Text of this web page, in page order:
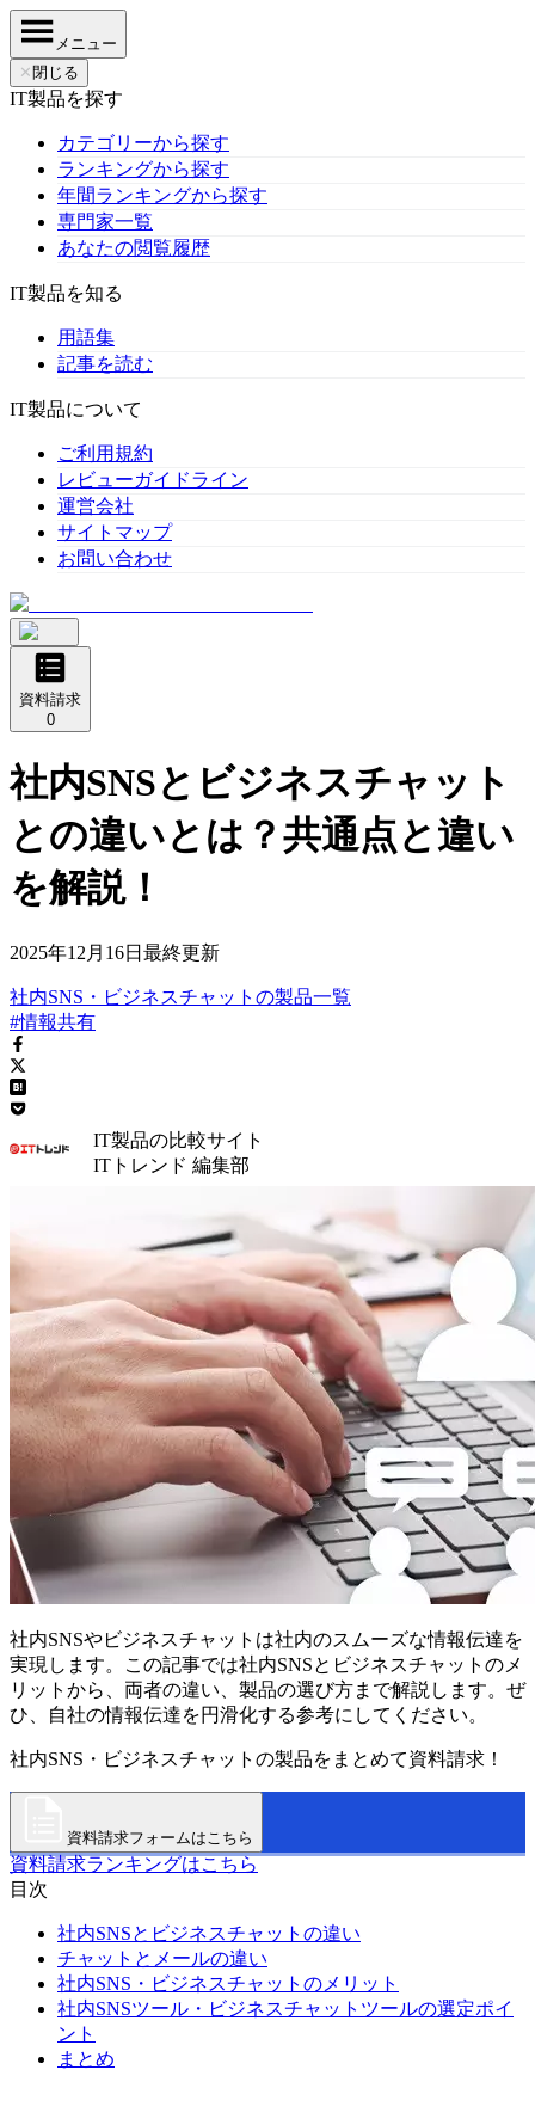
メニュー
✕ 閉じる
IT製品を探す
カテゴリーから探す
ランキングから探す
年間ランキングから探す
専門家一覧
あなたの閲覧履歴
IT製品を知る
用語集
記事を読む
IT製品について
ご利用規約
レビューガイドライン
運営会社
サイトマップ
お問い合わせ
資料請求
0
社内SNSとビジネスチャット
との違いとは？共通点と違い
を解説！
2025年12月16日 最終更新
社内SNS・ビジネスチャット の製品一覧
#情報共有
IT製品の比較サイト
ITトレンド 編集部
社内SNSやビジネスチャットは社内のスムーズな情報伝達を
実現します。この記事では社内SNSとビジネスチャットのメ
リットから、両者の違い、製品の選び方まで解説します。ぜ
ひ、自社の情報伝達を円滑化する参考にしてください。
社内SNS・ビジネスチャットの製品をまとめて資料請求！
資料請求フォームはこちら
資料請求ランキングはこちら
目次
社内SNSとビジネスチャットの違い
チャットとメールの違い
社内SNS・ビジネスチャットのメリット
社内SNSツール・ビジネスチャットツールの選定ポイ
ント
まとめ